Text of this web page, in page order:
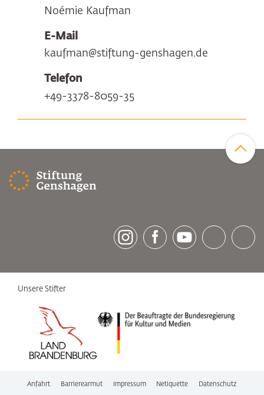
Noémie Kaufman
E-Mail
kaufman@stiftung-genshagen.de
Telefon
+49-3378-8059-35
[socialLinksTitle]
Unsere Stifter
Anfahrt Barrierearmut Impressum Netiquette Datenschutz